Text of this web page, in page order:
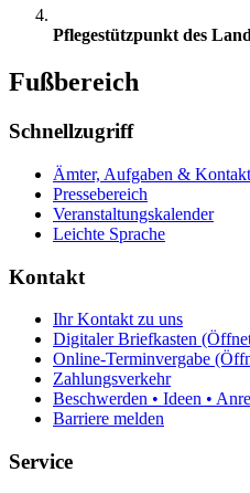
Pflegestützpunkt des
Fußbereich
Schnellzugriff
Ämter, Aufgaben & Kontakt
Pressebereich
Veranstaltungskalender
Leichte Sprache
Kontakt
Ihr Kontakt zu uns
Digitaler Briefkasten
Online-Terminvergabe
Zahlungsverkehr
Beschwerden • Ideen •
Barriere melden
Service